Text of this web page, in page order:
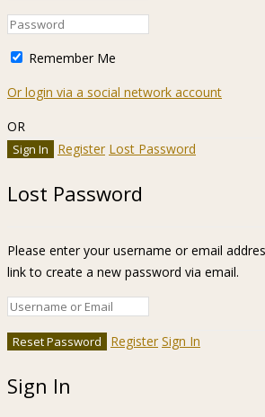
Remember Me
Or login via a social network account
OR
Register Lost Password
Lost Password
Please enter your username or email
link to create a new password via email.
Register Sign In
Sign In